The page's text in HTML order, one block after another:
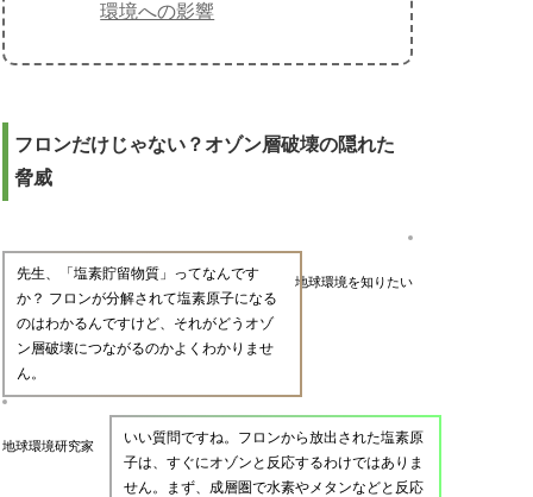
環境への影響
フロンだけじゃない？オゾン層破壊の隠れた
脅威
地球環境を知りたい
先生、「塩素貯留物質」ってなんです
か？ フロンが分解されて塩素原子になる
のはわかるんですけど、それがどうオゾ
ン層破壊につながるのかよくわかりませ
ん。
地球環境研究家
いい質問ですね。フロンから放出された塩素原
子は、すぐにオゾンと反応するわけではありま
せん。まず、成層圏で水素やメタンなどと反応